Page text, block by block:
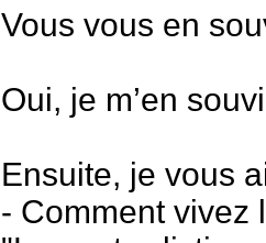
Vous vous en
Oui, je m’en
Ensuite, je vous
- Comment vivez